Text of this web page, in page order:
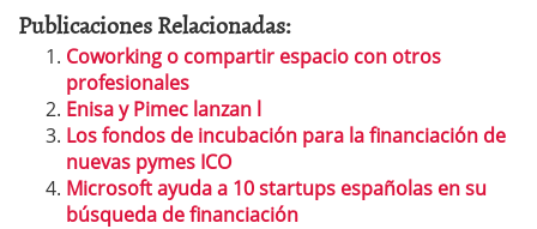
Publicaciones Relacionadas:
Coworking o compartir espacio con otros
profesionales
Enisa y Pimec lanzan l
Los fondos de incubación para la financiación de
nuevas pymes ICO
Microsoft ayuda a 10 startups españolas en su
búsqueda de financiación